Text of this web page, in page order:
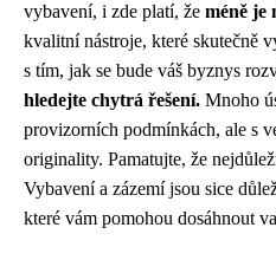
vybavení, i zde platí, že méně je
kvalitní nástroje, které skutečně
s tím, jak se bude váš byznys
hledejte chytrá řešení. Mnoho
provizorních podmínkách, ale s
originality. Pamatujte, že
Vybavení a zázemí jsou sice
které vám pomohou dosáhnout